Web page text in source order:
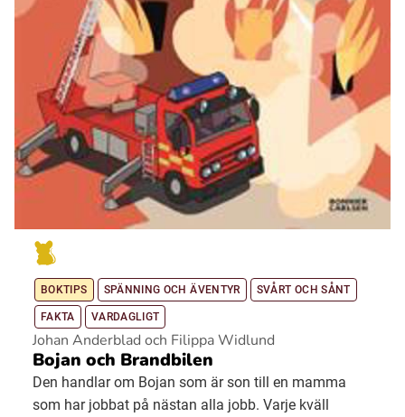
BOKTIPS SPÄNNING OCH ÄVENTYR SVÅRT OCH SÅNT
FAKTA VARDAGLIGT
Johan Anderblad och Filippa Widlund
Bojan och Brandbilen
Den handlar om Bojan som är son till en mamma
som har jobbat på nästan alla jobb. Varje kväll